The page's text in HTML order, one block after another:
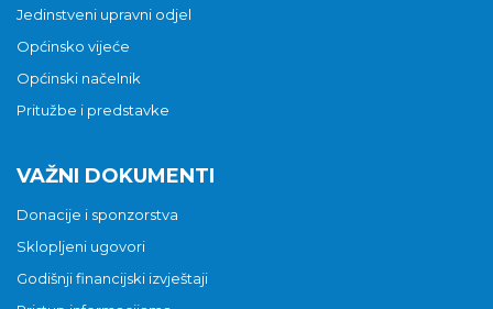
Jedinstveni upravni odjel
Općinsko vijeće
Općinski načelnik
Pritužbe i predstavke
VAŽNI DOKUMENTI
Donacije i sponzorstva
Sklopljeni ugovori
Godišnji financijski izvještaji